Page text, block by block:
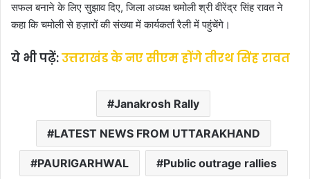
सफल बनाने के लिए सुझाव दिए, जिला अध्यक्ष चमोली श्री वीरेंद्र सिंह रावत ने
कहा कि चमोली से हज़ारों की संख्या में कार्यकर्ता रैली में पहुंचेंगे।
ये भी पढ़ें:उत्तराखंड के नए सीएम होंगे तीरथ सिंह रावत
Janakrosh Rally
LATEST NEWS FROM UTTARAKHAND
PAURIGARHWAL Public outrage rallies